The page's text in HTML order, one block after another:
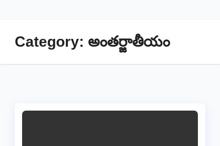
Category: అంతర్జాతీయం